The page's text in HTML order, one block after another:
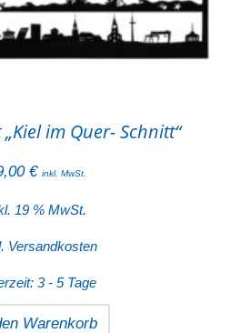
im Quer- Schnitt“
€ inkl. MwSt.
19 % MwSt.
Versandkosten
3 - 5 Tage
Warenkorb